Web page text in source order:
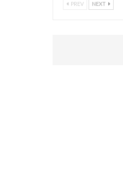
PREV NEXT